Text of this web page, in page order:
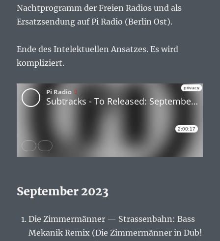
Nachtprogramm der Freien Radios und als
Ersatzsendung auf Pi Radio (Berlin Ost).
Ende des Intelektuellen Ansatzes. Es wird
kompliziert.
September 2023
Die Zimmermänner — Strassenbahn: Bass
Mekanik Remix (Die Zimmermänner in Dub!